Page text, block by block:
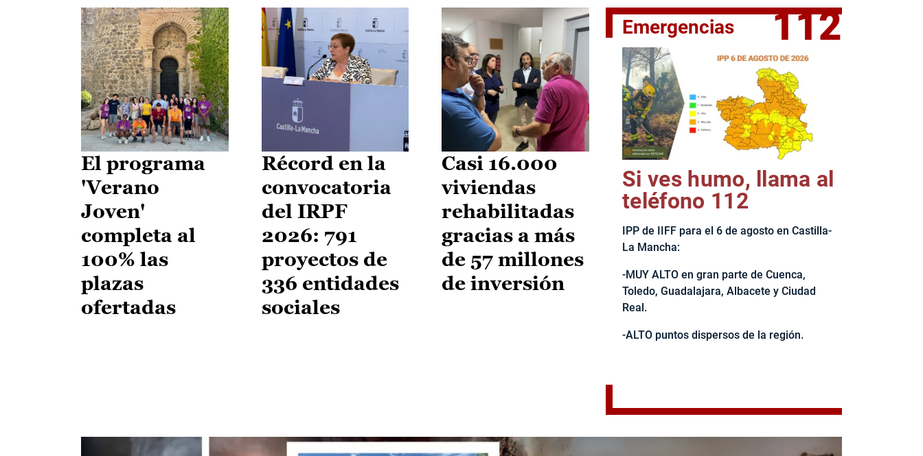
El jefe del Ejecutivo castellanomanchego, Emiliano García-
El programa
'Verano
Joven'
completa al
100% las
plazas
ofertadas
Récord en la
convocatoria
del IRPF
2026: 791
proyectos de
336 entidades
sociales
Casi 16.000
viviendas
rehabilitadas
gracias a más
de 57 millones
de inversión
Emergencias 112
Si ves humo, llama al
teléfono 112
IPP de IIFF para el 6 de agosto en Castilla-
La Mancha:
-MUY ALTO en gran parte de Cuenca,
Toledo, Guadalajara, Albacete y Ciudad
Real.
-ALTO puntos dispersos de la región.